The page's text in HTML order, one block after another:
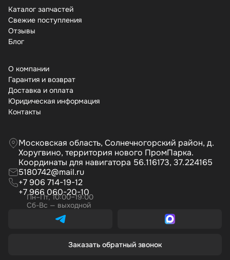
Каталог запчастей
Свежие поступления
Отзывы
Бло
О компании
Гарантия и возврат
Доставка и оплата
Юридическая информация
Контакты
Московская область, Солнечногорский район, д.
Хоругвино, территория нового ПромПарка.
Координаты для навигатора 56.116173, 37.224165
5180742@mail.ru
+7 906 714-19-12
+7 966 060-20-10
Пн–Пт, 10:00–19:00
Сб-Вс — выходной
Заказать обратный звонок